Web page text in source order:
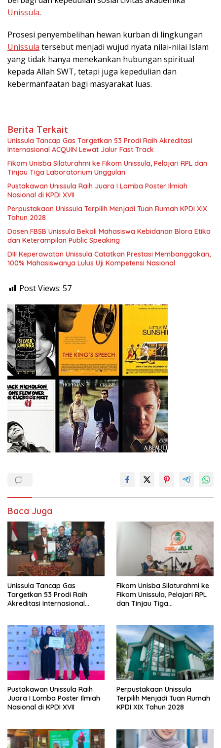
Unissula.
Prosesi penyembelihan hewan kurban di lingkungan
Unissula tersebut menjadi wujud nyata nilai-nilai Islam
yang tidak hanya menekankan hubungan spiritual
kepada Allah SWT, tetapi juga kepedulian dan
kebermanfaatan bagi masyarakat luas.
Berita Terkait
Unissula Tancap Gas Targetkan 53 Prodi Raih Akreditasi
Internasional ACQUIN Lewat Jalur Fast Track
Fikom Unisba Silaturahmi ke Fikom Unissula, Pelajari RPL dan
Tinjau Tiga Laboratorium Unggulan
Pustakawan Unissula Raih Juara I Lomba Poster Ilmiah
Nasional di KPDI XVII
Perpustakaan Unissula Terpilih Menjadi Tuan Rumah KPDI XIX
Tahun 2028
Dosen FBSB Unissula Bekali Mahasiswa Kebidanan Blora Etika
dan Keterampilan Public Speaking
DIII Keperawatan Unissula Catatkan Prestasi Membanggakan,
100% Mahasiswanya Lulus Uji Kompetensi Nasional
Post Views: 57
Baca Juga
Unissula Tancap Gas
Targetkan 53 Prodi Raih
Akreditasi Internasional
Fikom Unisba Silaturahmi ke
Fikom Unissula, Pelajari RPL
dan Tinjau Tiga
Pustakawan Unissula Raih
Juara I Lomba Poster Ilmiah
Nasional di KPDI XVII
Perpustakaan Unissula
Terpilih Menjadi Tuan Rumah
KPDI XIX Tahun 2028